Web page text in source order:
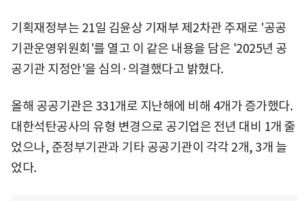
기획재정부는 21일 김윤상 기재부 제2차관 주재로 '공공
기관운영위원회'를 열고 이 같은 내용을 담은 '2025년 공
공기관 지정안'을 심의·의결했다고 밝혔다.
올해 공공기관은 331개로 지난해에 비해 4개가 증가했다.
대한석탄공사의 유형 변경으로 공기업은 전년 대비 1개 줄
었으나, 준정부기관과 기타 공공기관이 각각 2개, 3개 늘
었다.